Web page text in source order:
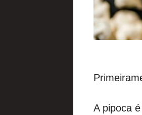
A pipoca